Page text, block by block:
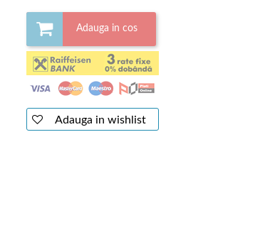
Adauga in cos
Adauga in wishlist